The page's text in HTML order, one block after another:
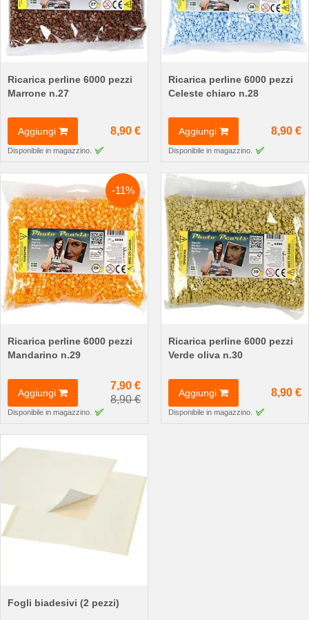
Ricarica perline 6000 pezzi
Marrone n.27
Aggiungi 8,90 €
Disponibile in magazzino.
Ricarica perline 6000 pezzi
Celeste chiaro n.28
Aggiungi 8,90 €
Disponibile in magazzino.
-11%
Ricarica perline 6000 pezzi
Mandarino n.29
Aggiungi
7,90 €
8,90 €
Disponibile in magazzino.
Ricarica perline 6000 pezzi
Verde oliva n.30
Aggiungi 8,90 €
Disponibile in magazzino.
Fogli biadesivi (2 pezzi)